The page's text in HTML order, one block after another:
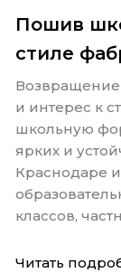
Пошив
стиле
Возвращение
и интерес к
школьную
ярких и
Краснодаре
классов,
Читать